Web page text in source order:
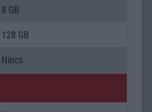
8 GB
128 GB
Nincs